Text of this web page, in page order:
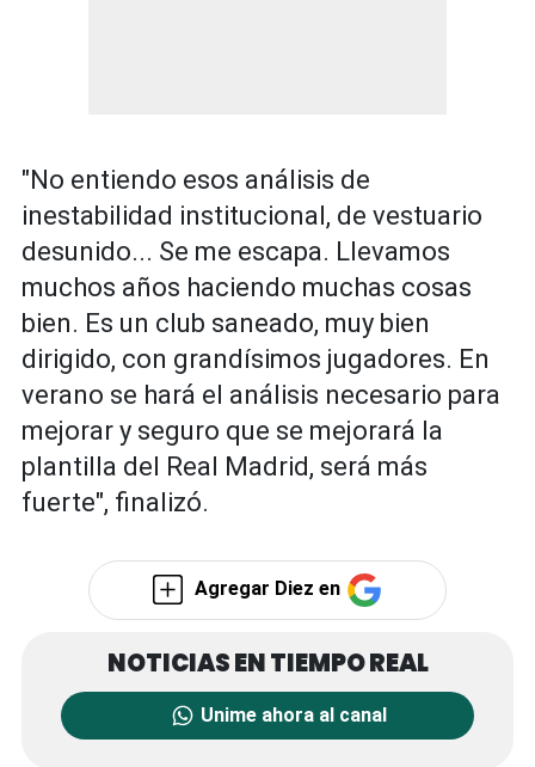
"No entiendo esos análisis de
inestabilidad institucional, de vestuario
desunido... Se me escapa. Llevamos
muchos años haciendo muchas cosas
bien. Es un club saneado, muy bien
dirigido, con grandísimos jugadores. En
verano se hará el análisis necesario para
mejorar y seguro que se mejorará la
plantilla del Real Madrid, será más
fuerte", finalizó.
Agregar Diez en
Unime ahora al canal